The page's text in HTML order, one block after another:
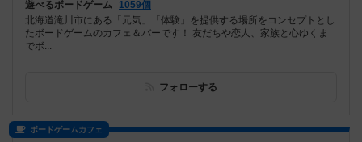
遊べるボードゲーム
1059個
北海道滝川市にある「元気」「体験」を提供する場所をコンセプトとし
たボードゲームのカフェ＆バーです！ 友だちや恋人、家族と心ゆくま
でボ...
フォローする
ボードゲームカフェ